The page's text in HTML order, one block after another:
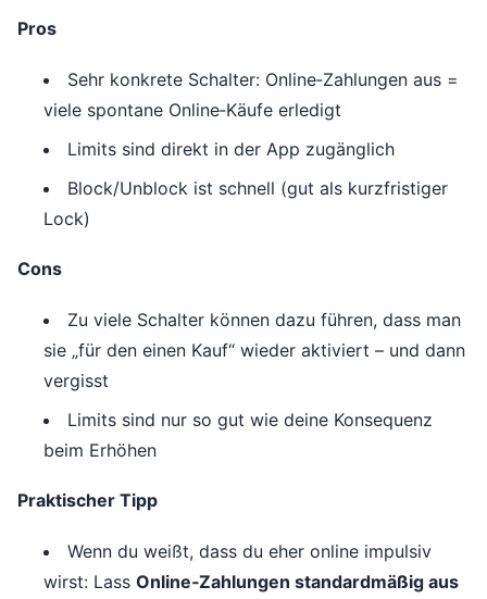
Pros
Sehr konkrete Schalter: Online‑Zahlungen aus =
viele spontane Online‑Käufe erledigt
Limits sind direkt in der App zugänglich
Block/Unblock ist schnell (gut als kurzfristiger
Lock)
Cons
Zu viele Schalter können dazu führen, dass man
sie „für den einen Kauf“ wieder aktiviert – und dann
vergisst
Limits sind nur so gut wie deine Konsequenz
beim Erhöhen
Praktischer Tipp
Wenn du weißt, dass du eher online impulsiv
wirst: Lass Online‑Zahlungen standardmäßig aus